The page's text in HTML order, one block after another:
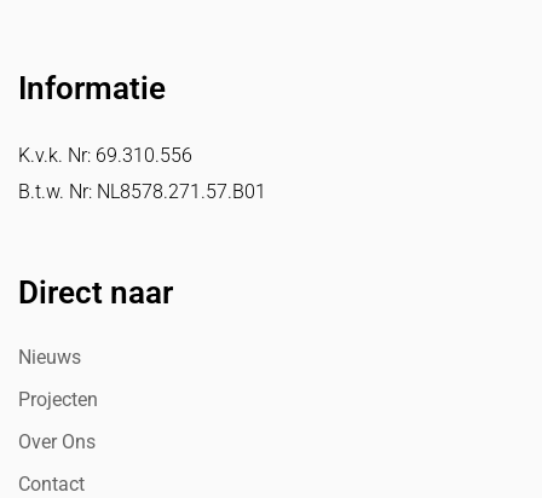
Informatie
K.v.k. Nr: 69.310.556
B.t.w. Nr: NL8578.271.57.B01
Direct naar
Nieuws
Projecten
Over Ons
Contact